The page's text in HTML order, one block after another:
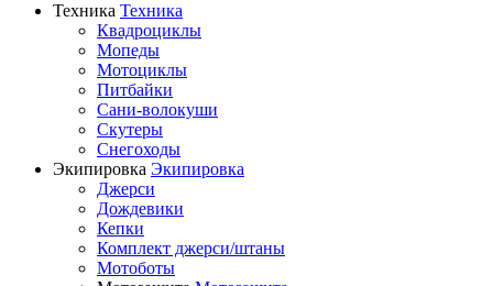
Техника Техника
Квадроциклы
Мопеды
Мотоциклы
Питбайки
Сани-волокуши
Скутеры
Снегоходы
Экипировка Экипировка
Джерси
Дождевики
Кепки
Комплект джерси/штаны
Мотоботы